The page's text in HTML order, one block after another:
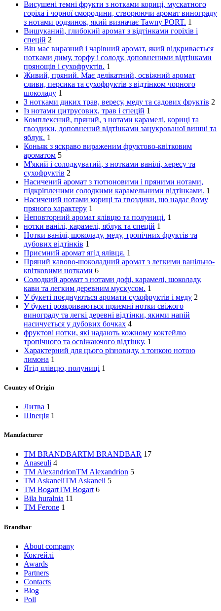
Висушені темні фрукти з нотками кориці, мускатного
горіха і чорної смородини, створюючи аромат винограду
з нотами родзинок, який визначає Tawny PORT. 1
Вишуканий, глибокий аромат з відтінками горіхів і
спецій 2
Він має виразний і чарівний аромат, який відкривається
нотками диму, торфу і солоду, доповненими відтінками
прянощів і сухофруктів. 1
Живий, пряний. Має делікатний, освіжний аромат
сливи, персика та сухофруктів з відтінком чорного
шоколаду 1
З нотками диких трав, вересу, меду та садових фруктів 2
Із нотами цитрусових, трав і спецій 1
Комплексний, пряний, з нотами карамелі, кориці та
гвоздики, доповнений відтінками зацукрованої вишні та
яблук. 1
Коньяк з яскраво вираженим фруктово-квітковим
ароматом 5
М'який і солодкуватий, з нотками ванілі, хересу та
сухофруктів 2
Насичений аромат з тютюновими і пряними нотами,
підкріпленими солодкими карамельними відтінками. 1
Насичений нотами кориці та гвоздики, що надає йому
пряного характеру 1
Неповторний аромат ялівцю та полуниці. 1
нотки ванілі, карамелі, яблук та спецій 1
Нотки ванілі, шоколаду, меду, тропічних фруктів та
дубових відтінків 1
Приємний аромат ягід ялівця. 1
Пряний кавово-шоколадний аромат з легкими ванільно-
квітковими нотками 6
Солодкий аромат з нотами дофі, карамелі, шоколаду,
кави та легким деревним мускусом. 1
У букеті поєднуються аромати сухофруктів і меду 2
У букеті розкриваються приємні нотки свіжого
винограду та легкі деревні відтінки, якими напій
насичується у дубових бочках 4
фруктові нотки, які надають кожному коктейлю
тропічного та освіжаючого відтінку. 1
Характерний для цього різновиду, з тонкою нотою
лимона 1
Ягід ялівцю, полуниці 1
Country of Origin
Литва 1
Швеція 1
Manufacturer
TM BRANDBARTM BRANDBAR 17
Anaseuli 4
TM AlexandrionTM Alexandrion 5
TM AskaneliTM Askaneli 5
TM BogartTM Bogart 6
Bila huralnia 11
ТМ Ferone 1
Brandbar
About company
Коктейлі
Awards
Partners
Contacts
Blog
Poll